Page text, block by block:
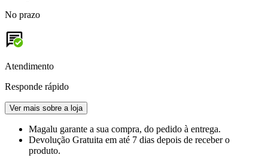
No prazo
Atendimento
Responde rápido
Ver mais sobre a loja
Magalu garante a sua compra, do pedido à entrega.
Devolução Gratuita em até 7 dias depois de receber o
produto.